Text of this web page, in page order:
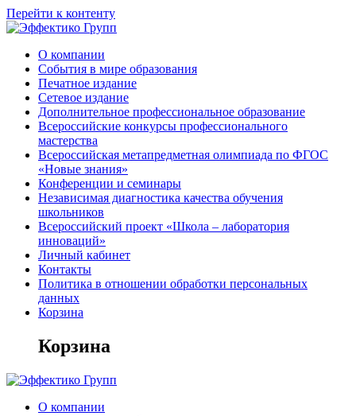
Перейти к контенту
О компании
События в мире образования
Печатное издание
Сетевое издание
Дополнительное профессиональное образование
Всероссийские конкурсы профессионального
мастерства
Всероссийская метапредметная олимпиада по ФГОС
«Новые знания»
Конференции и семинары
Независимая диагностика качества обучения
школьников
Всероссийский проект «Школа – лаборатория
инноваций»
Личный кабинет
Контакты
Политика в отношении обработки персональных
данных
Корзина
Корзина
О компании